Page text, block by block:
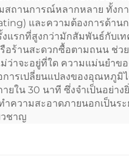
านการณ์หลากหลาย ทั้งก
และความต้องการด้า
งแรกที่สูงกว่ามักสัมพันธ์กับ
ร้านสะดวกซื้อตามถนน ช่
าจะอยู่ที่ใด ความแม่นยำ
เปลี่ยนแปลงของอุณหภูมิไ
ใน 30 นาที ซึ่งจำเป็นอย่า
ามสะอาดภายนอกเป็นระ
วชาญ